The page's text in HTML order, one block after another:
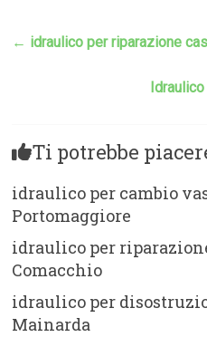
← idraulico per riparazione
Ti potrebbe
idraulico per cambio
Portomaggiore
idraulico per
Comacchio
idraulico per
Mainarda